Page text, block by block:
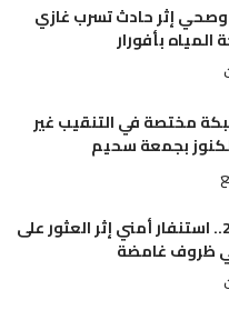
وصحي إثر حادث تسرب غازي
بأفورار
مختصة في التنقيب غير
بجمعة سحيم
لغز حي النصر 2.. استنفار أمني إثر العثور على
ظروف غامضة